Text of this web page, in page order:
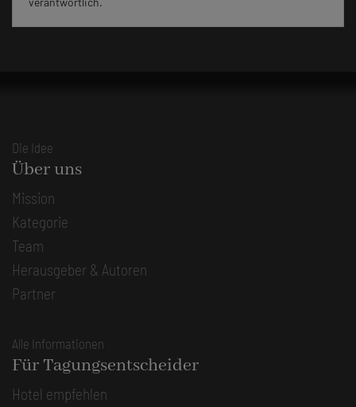
Die Idee
Über uns
Mission
Kategorie
Team
Herausgeber & Autoren
Partner
Alle Informationen
Für Tagungsentscheider
Hotel empfehlen